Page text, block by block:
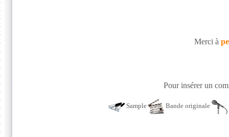
Merci à
Pour insérer un
Sample Bande originale